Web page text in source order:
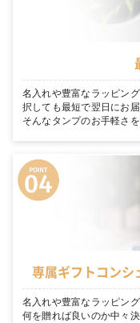
名入れや豊富なラッピン
択しても最短で翌日にお
そんなタンプのお手軽さ
専属ギフトコンシ
名入れや豊富なラッピン
何を贈れば良いのか中々